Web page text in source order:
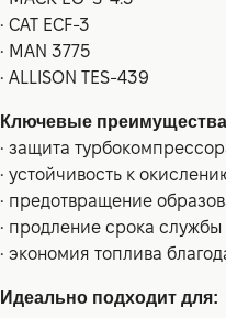
• CAT ECF-3
• MAN 3775
• ALLISON TES-439
Ключевые
• защита
• устойчивость к
• предотвращение
• продление срока службы
• экономия топлива
Идеально подходит для: